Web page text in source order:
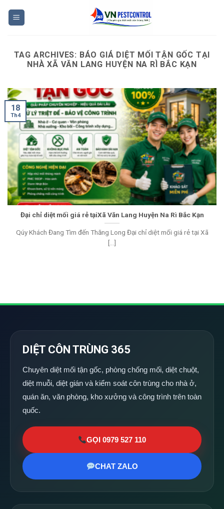
TAG ARCHIVES: BÁO GIÁ DIỆT MỐI TẬN GỐC TẠI
NHÀ XÃ VĂN LANG HUYỆN NA RÌ BẮC KẠN
Đại chỉ diệt mối giá rẻ tạiXã Văn Lang Huyện Na Rì Bắc Kạn
Qúy Khách Đang Tìm đến Thăng Long Đại chỉ diệt mối giá rẻ tại Xã
[...]
18
Th4
DIỆT CÔN TRÙNG 365
Chuyên diệt mối tận gốc, phòng chống mối, diệt chuột,
diệt muỗi, diệt gián và kiểm soát côn trùng cho nhà ở,
quán ăn, văn phòng, kho xưởng và công trình trên toàn
quốc.
GỌI 0979 527 110
CHAT ZALO